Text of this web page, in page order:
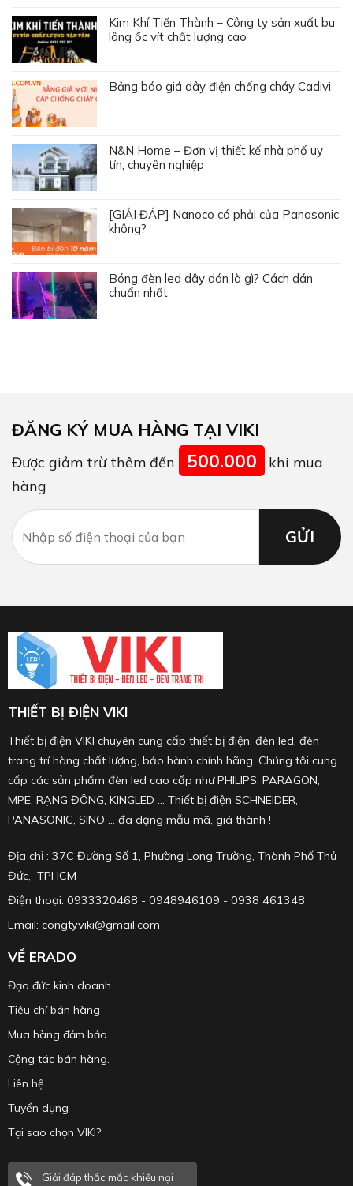
Kim Khí Tiến Thành – Công ty sản xuất bu
lông ốc vít chất lượng cao
Bảng báo giá dây điện chống cháy Cadivi
N&N Home – Đơn vị thiết kế nhà phố uy
tín, chuyên nghiệp
[GIẢI ĐÁP] Nanoco có phải của Panasonic
không?
Bóng đèn led dây dán là gì? Cách dán
chuẩn nhất
ĐĂNG KÝ MUA HÀNG TẠI VIKI
Được giảm trừ thêm đến 500.000
khi mua
hàng
THIẾT BỊ ĐIỆN VIKI
Thiết bị điện VIKI chuyên cung cấp thiết bị điện, đèn led, đèn
trang trí hàng chất lượng, bảo hành chính hãng. Chúng tôi cung
cấp các sản phẩm đèn led cao cấp như PHILIPS, PARAGON,
MPE, RẠNG ĐÔNG, KINGLED ... Thiết bị điện SCHNEIDER,
PANASONIC, SINO ... đa dạng mẫu mã, giá thành !
Địa chỉ : 37C Đường Số 1, Phường Long Trường, Thành Phố Thủ
Đức, TPHCM
Điện thoại: 0933320468 - 0948946109 - 0938 461348
Email: congtyviki@gmail.com
VỀ ERADO
Đạo đức kinh doanh
Tiêu chí bán hàng
Mua hàng đảm bảo
Cộng tác bán hàng.
Liên hệ
Tuyển dụng
Tại sao chọn VIKI?
Giải đáp thắc mắc khiếu nại